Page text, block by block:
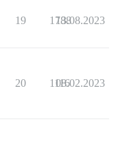
19 1788
13.08.2023
20 1116
08.02.2023